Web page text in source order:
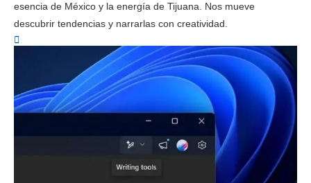
esencia de México y la energía de Tijuana. Nos mueve
descubrir tendencias y narrarlas con creatividad.